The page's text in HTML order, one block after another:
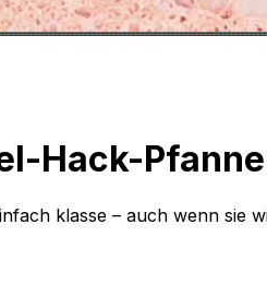
Hack-Pfanne
klasse – auch wenn sie